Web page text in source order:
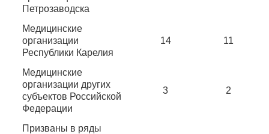
Петрозаводска
Медицинские
организации
Республики Карелия
14 11
Медицинские
организации других
субъектов Российской
Федерации
3 2
Призваны в ряды